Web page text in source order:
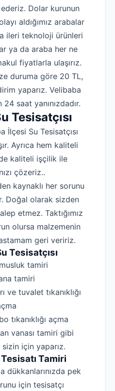
Dolar kurunun
aldığımız arabalar
ileri teknoloji ürünleri
ya da araba her ne
fiyatlarla ulaşırız.
duruma göre 20 TL,
yaparız. Velibaba
24 saat yanınızdadır.
Tesisatçısı
İlçesi Su Tesisatçısı
Ayrıca hem kaliteli
kaliteli işçilik ile
çözeriz..
kaynaklı her sorunu
Doğal olarak sizden
etmez. Taktığımız
olursa malzemenin
geri veririz.
Tesisatçısı
tamiri
tamiri
ve tuvalet tıkanıklığı
tıkanıklığı açma
vanası tamiri gibi
için yaparız.
Tamiri
dükkanlarınızda pek
için tesisatçı